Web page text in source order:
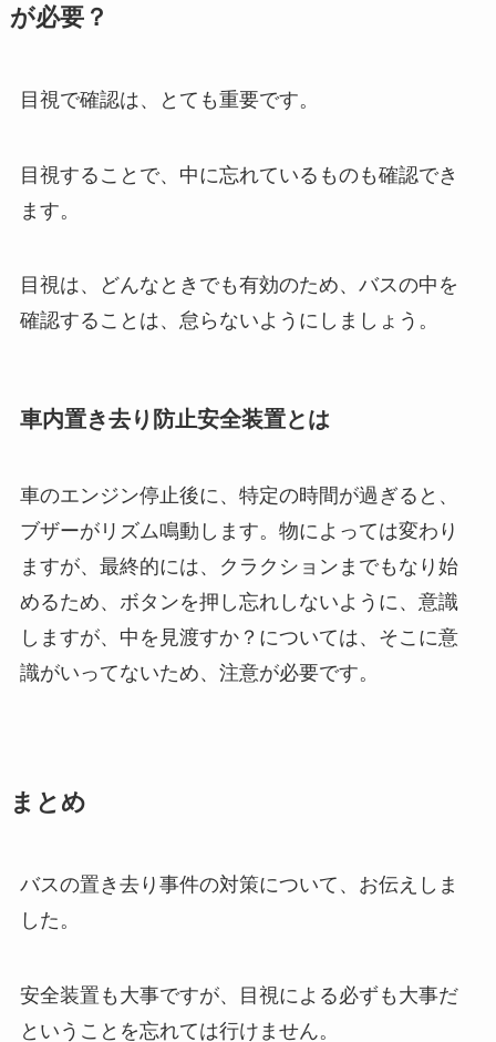
が必要？
目視で確認は、とても重要です。
目視することで、中に忘れているものも確認でき
ます。
目視は、どんなときでも有効のため、バスの中を
確認することは、怠らないようにしましょう。
車内置き去り防止安全装置とは
車のエンジン停止後に、特定の時間が過ぎると、
ブザーがリズム鳴動します。物によっては変わり
ますが、最終的には、クラクションまでもなり始
めるため、ボタンを押し忘れしないように、意識
しますが、中を見渡すか？については、そこに意
識がいってないため、注意が必要です。
まとめ
バスの置き去り事件の対策について、お伝えしま
した。
安全装置も大事ですが、目視による必ずも大事だ
ということを忘れては行けません。